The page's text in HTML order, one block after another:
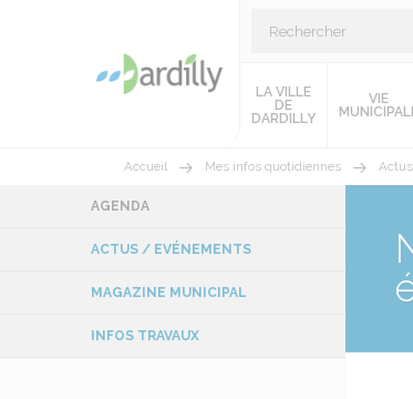
LA VILLE
DE
DARDILLY
VIE
Accueil Mes infos quotidiennes
AGENDA
ACTUS / EVÉNEMENTS
MAGAZINE MUNICIPAL
INFOS TRAVAUX